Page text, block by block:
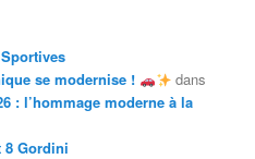
se modernise !
dans
: l’hommage moderne à la
8 Gordini